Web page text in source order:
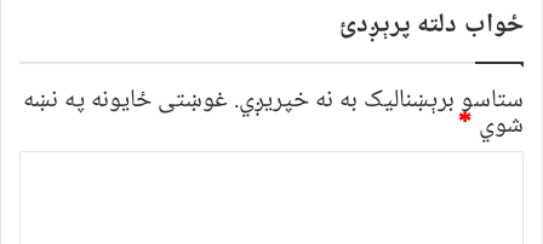
ځواب دلته پرېږدئ
ستاسو برېښناليک به نه خپريږي. غوښتى ځایونه په نښه
شوي *